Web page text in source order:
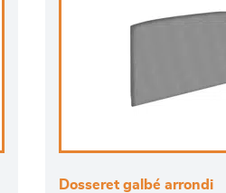
Dosseret galbé arrondi